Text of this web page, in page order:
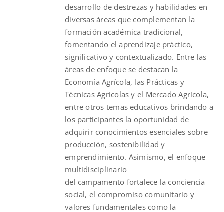
desarrollo de destrezas y habilidades en
diversas áreas que complementan la
formación académica tradicional,
fomentando el aprendizaje práctico,
significativo y contextualizado. Entre las
áreas de enfoque se destacan la
Economía Agrícola, las Prácticas y
Técnicas Agrícolas y el Mercado Agrícola,
entre otros temas educativos brindando a
los participantes la oportunidad de
adquirir conocimientos esenciales sobre
producción, sostenibilidad y
emprendimiento. Asimismo, el enfoque
multidisciplinario
del campamento fortalece la conciencia
social, el compromiso comunitario y
valores fundamentales como la